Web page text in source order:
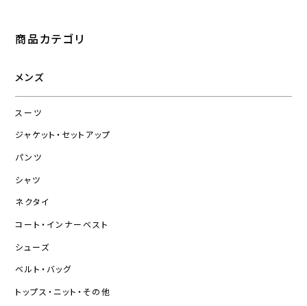
商品カテゴリ
メンズ
スーツ
ジャケット・セットアップ
パンツ
シャツ
ネクタイ
コート・インナーベスト
シューズ
ベルト・バッグ
トップス・ニット・その他